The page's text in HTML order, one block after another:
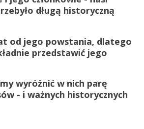
długą historyczną
od jego powstania, dlatego
przedstawić jego
wyróżnić w nich parę
- i ważnych historycznych